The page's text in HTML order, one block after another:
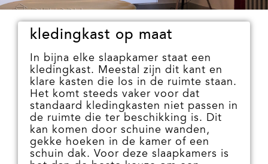
kledingkast op maat
In bijna elke slaapkamer staat een
kledingkast. Meestal zijn dit kant en
klare kasten die los in de ruimte staan.
Het komt steeds vaker voor dat
standaard kledingkasten niet passen in
de ruimte die ter beschikking is. Dit
kan komen door schuine wanden,
gekke hoeken in de kamer of een
schuin dak. Voor deze slaapkamers is